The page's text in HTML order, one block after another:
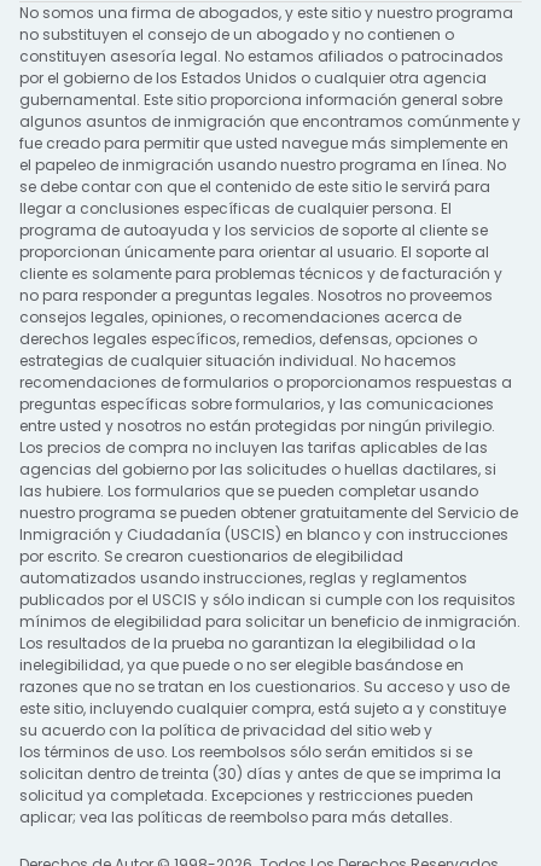
No somos una firma de abogados, y este sitio y nuestro programa
no substituyen el consejo de un abogado y no contienen o
constituyen asesoría legal. No estamos afiliados o patrocinados
por el gobierno de los Estados Unidos o cualquier otra agencia
gubernamental. Este sitio proporciona información general sobre
algunos asuntos de inmigración que encontramos comúnmente y
fue creado para permitir que usted navegue más simplemente en
el papeleo de inmigración usando nuestro programa en línea. No
se debe contar con que el contenido de este sitio le servirá para
llegar a conclusiones específicas de cualquier persona. El
programa de autoayuda y los servicios de soporte al cliente se
proporcionan únicamente para orientar al usuario. El soporte al
cliente es solamente para problemas técnicos y de facturación y
no para responder a preguntas legales. Nosotros no proveemos
consejos legales, opiniones, o recomendaciones acerca de
derechos legales específicos, remedios, defensas, opciones o
estrategias de cualquier situación individual. No hacemos
recomendaciones de formularios o proporcionamos respuestas a
preguntas específicas sobre formularios, y las comunicaciones
entre usted y nosotros no están protegidas por ningún privilegio.
Los precios de compra no incluyen las tarifas aplicables de las
agencias del gobierno por las solicitudes o huellas dactilares, si
las hubiere. Los formularios que se pueden completar usando
nuestro programa se pueden obtener gratuitamente del Servicio de
Inmigración y Ciudadanía (USCIS) en blanco y con instrucciones
por escrito. Se crearon cuestionarios de elegibilidad
automatizados usando instrucciones, reglas y reglamentos
publicados por el USCIS y sólo indican si cumple con los requisitos
mínimos de elegibilidad para solicitar un beneficio de inmigración.
Los resultados de la prueba no garantizan la elegibilidad o la
inelegibilidad, ya que puede o no ser elegible basándose en
razones que no se tratan en los cuestionarios. Su acceso y uso de
este sitio, incluyendo cualquier compra, está sujeto a y constituye
su acuerdo con la política de privacidad del sitio web y
los términos de uso. Los reembolsos sólo serán emitidos si se
solicitan dentro de treinta (30) días y antes de que se imprima la
solicitud ya completada. Excepciones y restricciones pueden
aplicar; vea las políticas de reembolso para más detalles.